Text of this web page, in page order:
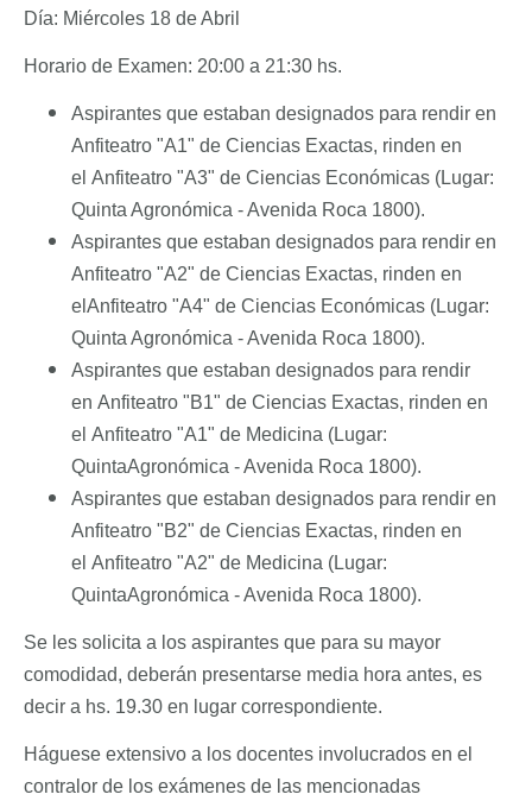
Día: Miércoles 18 de Abril
Horario de Examen: 20:00 a 21:30 hs.
Aspirantes que estaban designados para rendir en
Anfiteatro "A1" de Ciencias Exactas, rinden en
el Anfiteatro "A3" de Ciencias Económicas (Lugar:
Quinta Agronómica - Avenida Roca 1800).
Aspirantes que estaban designados para rendir en
Anfiteatro "A2" de Ciencias Exactas, rinden en
el Anfiteatro "A4" de Ciencias Económicas (Lugar:
Quinta Agronómica - Avenida Roca 1800).
Aspirantes que estaban designados para rendir
en Anfiteatro "B1" de Ciencias Exactas, rinden en
el Anfiteatro "A1" de Medicina (Lugar:
QuintaAgronómica - Avenida Roca 1800).
Aspirantes que estaban designados para rendir en
Anfiteatro "B2" de Ciencias Exactas, rinden en
el Anfiteatro "A2" de Medicina (Lugar:
QuintaAgronómica - Avenida Roca 1800).
Se les solicita a los aspirantes que para su mayor
comodidad, deberán presentarse media hora antes, es
decir a hs. 19.30 en lugar correspondiente.
Háguese extensivo a los docentes involucrados en el
contralor de los exámenes de las mencionadas